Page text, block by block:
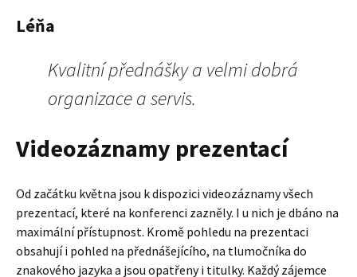
Léňa
Kvalitní přednášky a velmi dobrá
organizace a servis.
Videozáznamy prezentací
Od začátku května jsou k dispozici videozáznamy všech
prezentací, které na konferenci zazněly. I u nich je dbáno na
maximální přístupnost. Kromě pohledu na prezentaci
obsahují i pohled na přednášejícího, na tlumočníka do
znakového jazyka a jsou opatřeny i titulky. Každý zájemce